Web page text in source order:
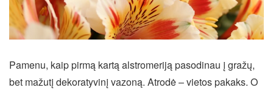
Pamenu, kaip pirmą kartą alstromeriją pasodinau į gražų,
bet mažutį dekoratyvinį vazoną. Atrodė – vietos pakaks. O